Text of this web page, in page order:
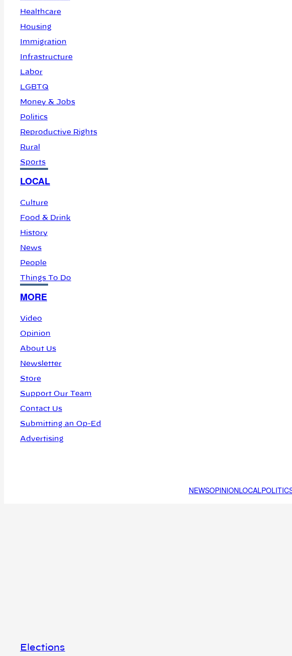
Healthcare
Housing
Immigration
Infrastructure
Labor
LGBTQ
Money & Jobs
Politics
Reproductive Rights
Rural
Sports
LOCAL
Culture
Food & Drink
History
News
People
Things To Do
MORE
Video
Opinion
About Us
Newsletter
Store
Support Our Team
Contact Us
Submitting an Op-Ed
Advertising
NEWSOPINIONLOCAL
Elections